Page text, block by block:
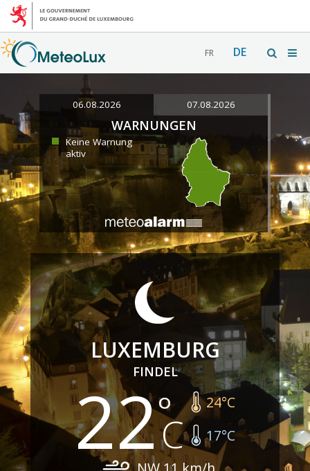
FR DE
06.08.2026 07.08.2026
WARNUNGEN
Keine Warnung
aktiv
LUXEMBURG
FINDEL
22 24°C
17°C